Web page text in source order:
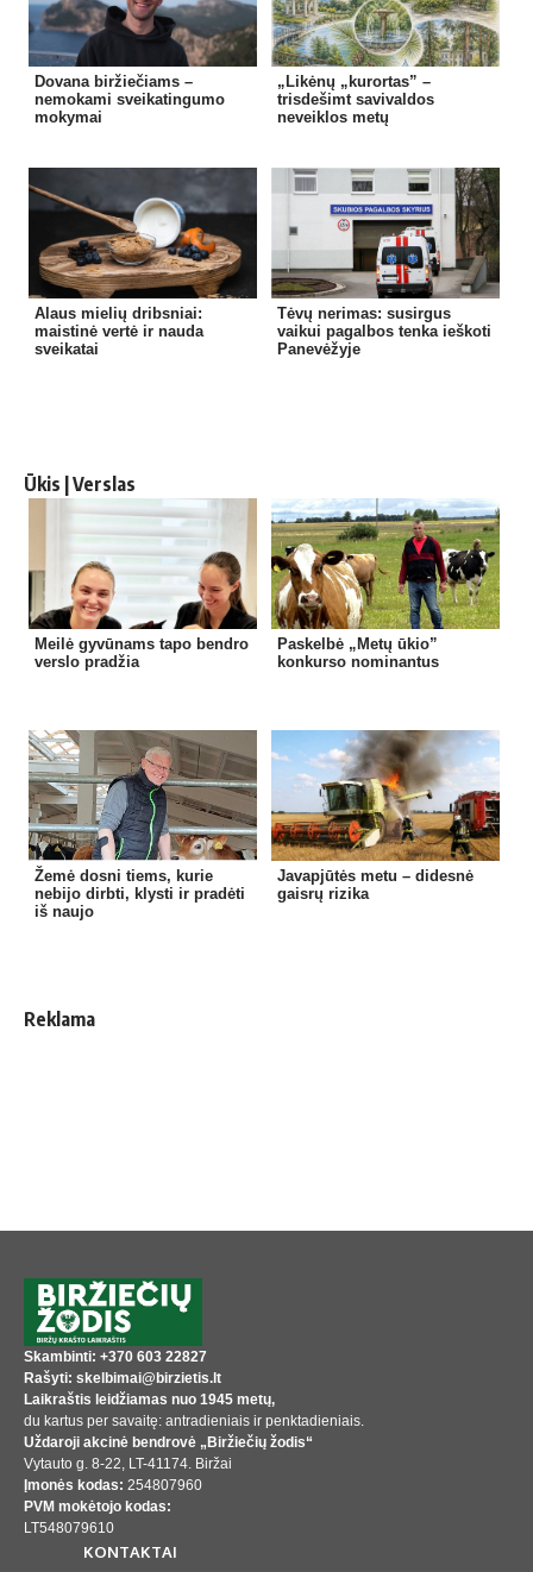
Dovana biržiečiams –
nemokami sveikatingumo
mokymai
„Likėnų „kurortas” –
trisdešimt savivaldos
neveiklos metų
Alaus mielių dribsniai:
maistinė vertė ir nauda
sveikatai
Tėvų nerimas: susirgus
vaikui pagalbos tenka ieškoti
Panevėžyje
Ūkis | Verslas
Meilė gyvūnams tapo bendro
verslo pradžia
Paskelbė „Metų ūkio”
konkurso nominantus
Žemė dosni tiems, kurie
nebijo dirbti, klysti ir pradėti
iš naujo
Javapjūtės metu – didesnė
gaisrų rizika
Reklama
Skambinti: +370 603 22827
Rašyti: skelbimai@birzietis.lt
Laikraštis leidžiamas nuo 1945 metų,
du kartus per savaitę: antradieniais ir penktadieniais.
Uždaroji akcinė bendrovė „Biržiečių žodis“
Vytauto g. 8-22, LT-41174. Biržai
Įmonės kodas: 254807960
PVM mokėtojo kodas:
LT548079610
KONTAKTAI